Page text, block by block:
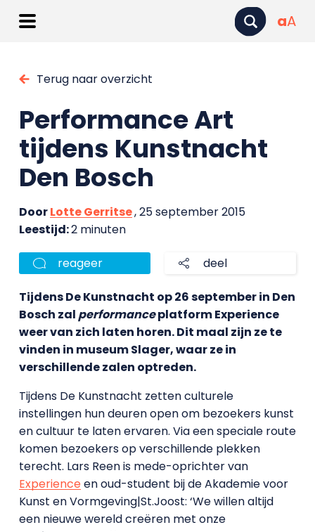
aA
Terug naar overzicht
Performance Art
tijdens Kunstnacht
Den Bosch
DoorLotte Gerritse, 25 september 2015
Leestijd:2 minuten
reageer deel
Tijdens De Kunstnacht op 26 september in Den
Bosch zalperformanceplatform Experience
weer van zich laten horen. Dit maal zijn ze te
vinden in museum Slager, waar ze in
verschillende zalen optreden.
Tijdens De Kunstnacht zetten culturele
instellingen hun deuren open om bezoekers kunst
en cultuur te laten ervaren. Via een speciale route
komen bezoekers op verschillende plekken
terecht. Lars Reen is mede-oprichter van
Experienceen oud-student bij de Akademie voor
Kunst en Vormgeving|St.Joost: ‘We willen altijd
een nieuwe wereld creëren met onze